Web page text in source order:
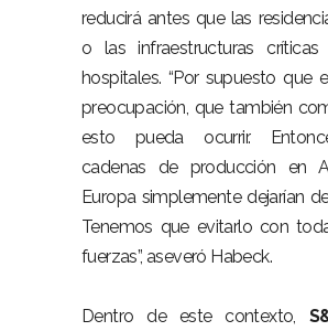
reducirá antes que las
o las infraestructuras
hospitales. “Por supuesto que
preocupación, que también
esto pueda ocurrir.
cadenas de producción en
Europa simplemente dejarían
Tenemos que evitarlo con
fuerzas”, aseveró Habeck.
Dentro de este contexto,